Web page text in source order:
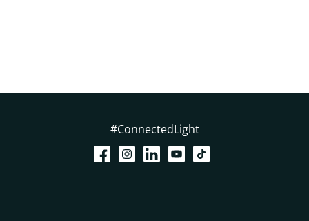
#ConnectedLight